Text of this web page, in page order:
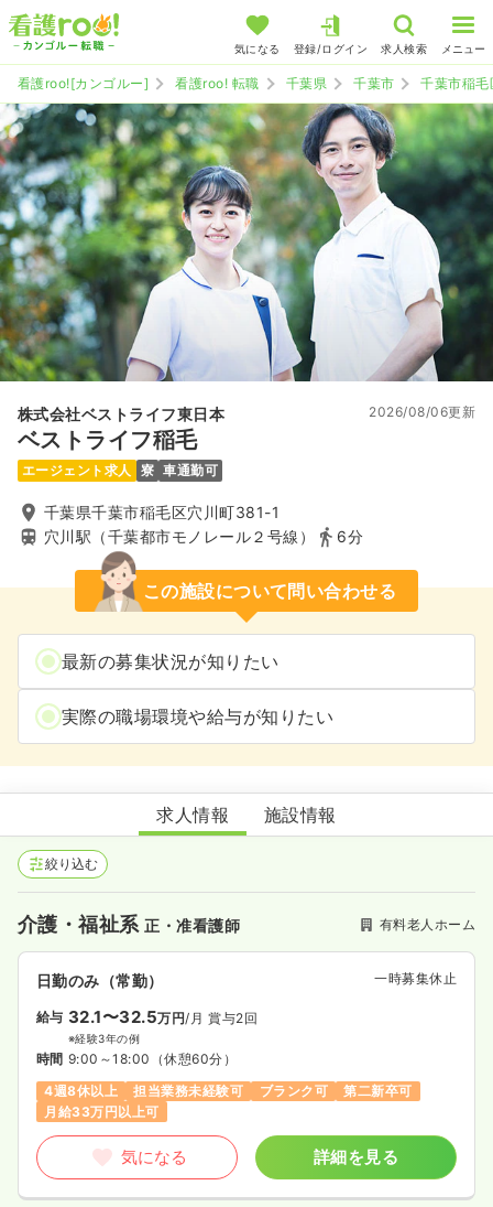
気になる 登録/ログイン 求人検索 メニュー
看護roo![カンゴルー] 看護roo! 転職 千葉県 千葉市 千葉市稲毛
株式会社ベストライフ東日本
ベストライフ稲毛
2026/08/06更新
エージェント求人 寮 車通勤可
千葉県千葉市稲毛区穴川町381-1
穴川駅（千葉都市モノレール２号線）
6分
この施設について問い合わせる
最新の募集状況が知りたい
実際の職場環境や給与が知りたい
ベストライフ稲毛
求人情報 施設情報
絞り込む
介護・福祉系正・准看護師 有料老人ホーム
日勤のみ（常勤） 一時募集休止
給与 32.1〜32.5万円/月 賞与2回
※経験3年の例
時間 9:00～18:00 （休憩60分）
4週8休以上
担当業務未経験可 ブランク可
第二新卒可
月給33万円以上可
気になる 詳細を見る